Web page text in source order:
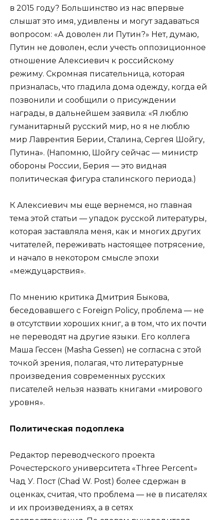
в 2015 году? Большинство из нас впервые
слышат это имя, удивлены и могут задаваться
вопросом: «А доволен ли Путин?» Нет, думаю,
Путин не доволен, если учесть оппозиционное
отношение Алексиевич к российскому
режиму. Скромная писательница, которая
призналась, что гладила дома одежду, когда ей
позвонили и сообщили о присуждении
награды, в дальнейшем заявила: «Я люблю
гуманитарный русский мир, но я не люблю
мир Лаврентия Берии, Сталина, Сергея Шойгу,
Путина». (Напомню, Шойгу сейчас — министр
обороны России, Берия — это видная
политическая фигура сталинского периода.)
К Алексиевич мы еще вернемся, но главная
тема этой статьи — упадок русской литературы,
которая заставляла меня, как и многих других
читателей, переживать настоящее потрясение,
и начало в некотором смысле эпохи
«междуцарствия».
По мнению критика Дмитрия Быкова,
беседовавшего с Foreign Policy, проблема — не
в отсутствии хороших книг, а в том, что их почти
не переводят на другие языки. Его коллега
Маша Гессен (Masha Gessen) не согласна с этой
точкой зрения, полагая, что литературные
произведения современных русских
писателей нельзя назвать книгами «мирового
уровня».
Политическая подоплека
Редактор переводческого проекта
Рочестерского университета «Three Percent»
Чад У. Пост (Chad W. Post) более сдержан в
оценках, считая, что проблема — не в писателях
и их произведениях, а в сетях